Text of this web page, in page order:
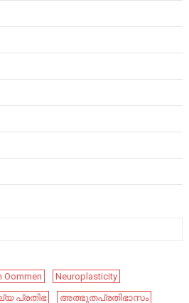
Oommen
Neuroplasticity
പ്രതിഭ
അത്ഭുതപ്രതിഭാസം